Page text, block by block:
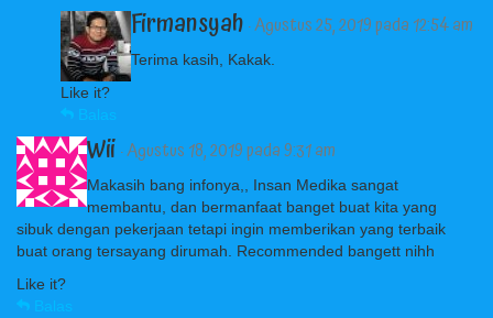
Firmansyah· Agustus 25, 2019 pada 12:54 am
Terima kasih, Kakak.
Like it?
Balas
Wii· Agustus 18, 2019 pada 9:31 am
Makasih bang infonya,, Insan Medika sangat
membantu, dan bermanfaat banget buat kita yang
sibuk dengan pekerjaan tetapi ingin memberikan yang terbaik
buat orang tersayang dirumah. Recommended bangett nihh
Like it?
Balas